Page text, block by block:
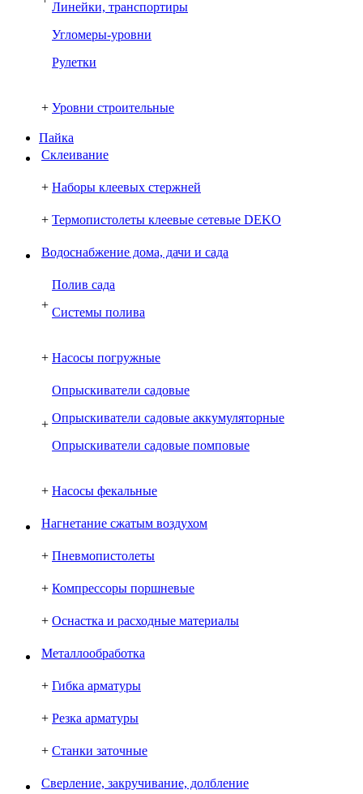
Линейки, транспортиры
Угломеры-уровни
Рулетки
+ Уровни строительные
Пайка
Склеивание
+ Наборы клеевых стержней
+ Термопистолеты клеевые сетевые DEKO
Водоснабжение дома, дачи и сада
+
Полив сада
Системы полива
+ Насосы погружные
+
Опрыскиватели садовые
Опрыскиватели садовые аккумуляторные
Опрыскиватели садовые помповые
+ Насосы фекальные
Нагнетание сжатым воздухом
+ Пневмопистолеты
+ Компрессоры поршневые
+ Оснастка и расходные материалы
Металлообработка
+ Гибка арматуры
+ Резка арматуры
+ Станки заточные
Сверление, закручивание, долбление